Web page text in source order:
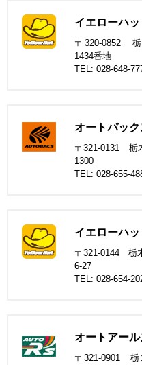
イエローハ
〒320-0852
1434番地
TEL: 028-648-
オートバッ
〒321-0131 栃
1300
TEL: 028-655-
イエローハ
〒321-0144 栃
6-27
TEL: 028-654-
オートアー
〒321-0901 栃